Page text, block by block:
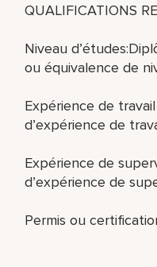
QUALIFICATIONS
Niveau
ou équivalence de
Expérience de
d’expérience de
Expérience de
d’expérience de
Permis ou